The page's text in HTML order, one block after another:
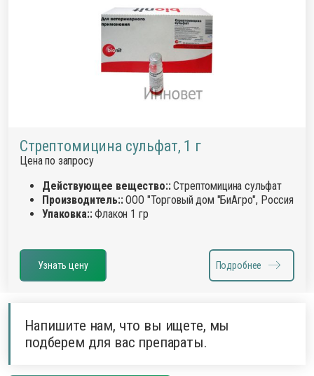
Стрептомицина сульфат, 1 г
Цена по запросу
Действующее вещество::Стрептомицина сульфат
Производитель::ООО "Торговый дом "БиАгро", Россия
Упаковка::Флакон 1 гр
Узнать цену Подробнее
Напишите нам, что вы ищете, мы
подберем для вас препараты.